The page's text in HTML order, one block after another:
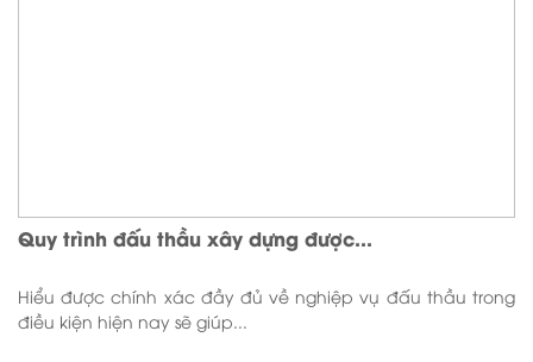
Quy trình đấu thầu xây dựng được...
Hiểu được chính xác đầy đủ về nghiệp vụ đấu thầu trong
điều kiện hiện nay sẽ giúp...